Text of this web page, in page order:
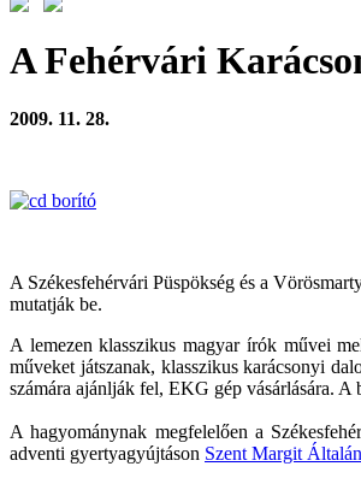
A Fehérvári
2009. 11. 28.
A Székesfehérvári Püspökség és a
mutatják be.
A lemezen klasszikus magyar írók művei
műveket játszanak, klasszikus karácsonyi
számára ajánlják fel, EKG gép vásárlására.
A hagyománynak megfelelően a
adventi gyertyagyújtáson Szent Margit